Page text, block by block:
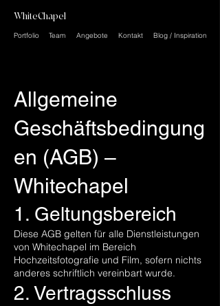
WhiteChapel
Portfolio Team Angebote Kontakt Blog / Inspiration
Allgemeine
Geschäftsbedingung
en (AGB) –
Whitechapel
1. Geltungsbereich
Diese AGB gelten für alle Dienstleistungen
von Whitechapel im Bereich
Hochzeitsfotografie und Film, sofern nichts
anderes schriftlich vereinbart wurde.
2. Vertragsschluss